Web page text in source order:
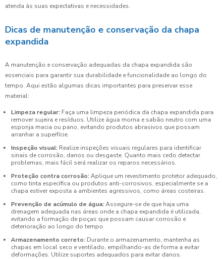
atenda às suas expectativas e necessidades.
Dicas de manutenção e conservação da chapa
expandida
A manutenção e conservação adequadas da chapa expandida são
essenciais para garantir sua durabilidade e funcionalidade ao longo do
tempo. Aqui estão algumas dicas importantes para preservar esse
material:
Limpeza regular: Faça uma limpeza periódica da chapa expandida para
remover sujeira e resíduos. Utilize água morna e sabão neutro com uma
esponja macia ou pano, evitando produtos abrasivos que possam
arranhar a superfície.
Inspeção visual: Realize inspeções visuais regulares para identificar
sinais de corrosão, danos ou desgaste. Quanto mais cedo detectar
problemas, mais fácil será realizar os reparos necessários.
Proteção contra corrosão:Aplique um revestimento protetor adequado,
como tinta específica ou produtos anti-corrosivos, especialmente se a
chapa estiver exposta a ambientes agressivos, como áreas costeiras.
Prevenção de acúmulo de água:Assegure-se de que haja uma
drenagem adequada nas áreas onde a chapa expandida é utilizada,
evitando a formação de poças que possam causar corrosão e
deterioração ao longo do tempo.
Armazenamento correto: Durante o armazenamento, mantenha as
chapas em local seco e ventilado, empilhando-as de forma a evitar
deformações. Utilize suportes adequados para evitar danos.